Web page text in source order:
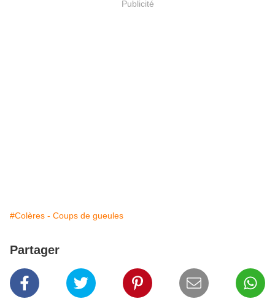
Publicité
#Colères - Coups de gueules
Partager